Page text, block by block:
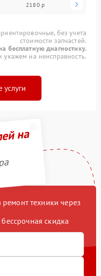
2180 р
без учета
стоимости запчастей.
бесплатную диагностику.
на неисправность.
услуги
на
техники через
скидка